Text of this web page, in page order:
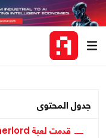
جدول المحتوى